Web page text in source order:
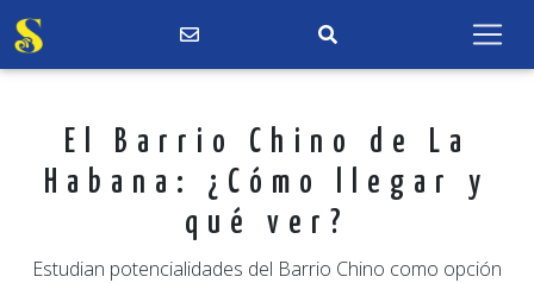
El Barrio Chino de La
Habana: ¿Cómo llegar y
qué ver?
Estudian potencialidades del Barrio Chino como opción